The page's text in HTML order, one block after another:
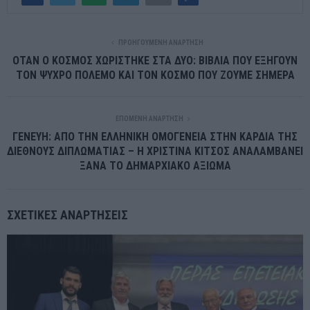
ΠΡΟΗΓΟΎΜΕΝΗ ΑΝΆΡΤΗΣΗ
ΟΤΑΝ Ο ΚΟΣΜΟΣ ΧΩΡΙΣΤΗΚΕ ΣΤΑ ΔΥΟ: ΒΙΒΛΙΑ ΠΟΥ ΕΞΗΓΟΥΝ
ΤΟΝ ΨΥΧΡΟ ΠΟΛΕΜΟ ΚΑΙ ΤΟΝ ΚΟΣΜΟ ΠΟΥ ΖΟΥΜΕ ΣΗΜΕΡΑ
ΕΠΌΜΕΝΗ ΑΝΆΡΤΗΣΗ
ΓΕΝΕΥΗ: ΑΠΟ ΤΗΝ ΕΛΛΗΝΙΚΗ ΟΜΟΓΕΝΕΙΑ ΣΤΗΝ ΚΑΡΔΙΑ ΤΗΣ
ΔΙΕΘΝΟΥΣ ΔΙΠΛΩΜΑΤΙΑΣ – Η ΧΡΙΣΤΙΝΑ ΚΙΤΣΟΣ ΑΝΑΛΑΜΒΑΝΕΙ
ΞΑΝΑ ΤΟ ΔΗΜΑΡΧΙΑΚΟ ΑΞΙΩΜΑ
ΣΧΕΤΙΚΈΣ ΑΝΑΡΤΉΣΕΙΣ